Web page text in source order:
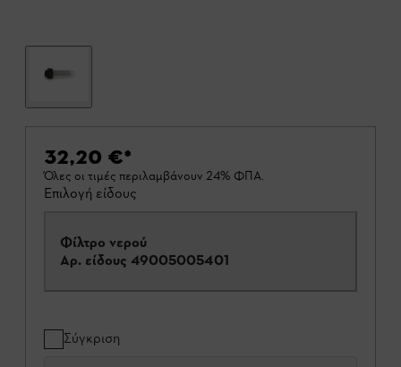
32,20 €*
Όλες οι τιμές περιλαμβάνουν 24% ΦΠΑ.
Επιλογή είδους
Φίλτρο νερού
Αρ. είδους 49005005401
Σύγκριση